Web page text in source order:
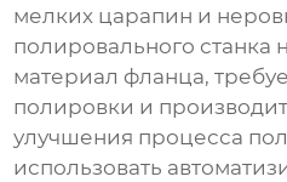
мелких царапин и
полировального станка
материал фланца,
полировки и
улучшения процесса
использовать